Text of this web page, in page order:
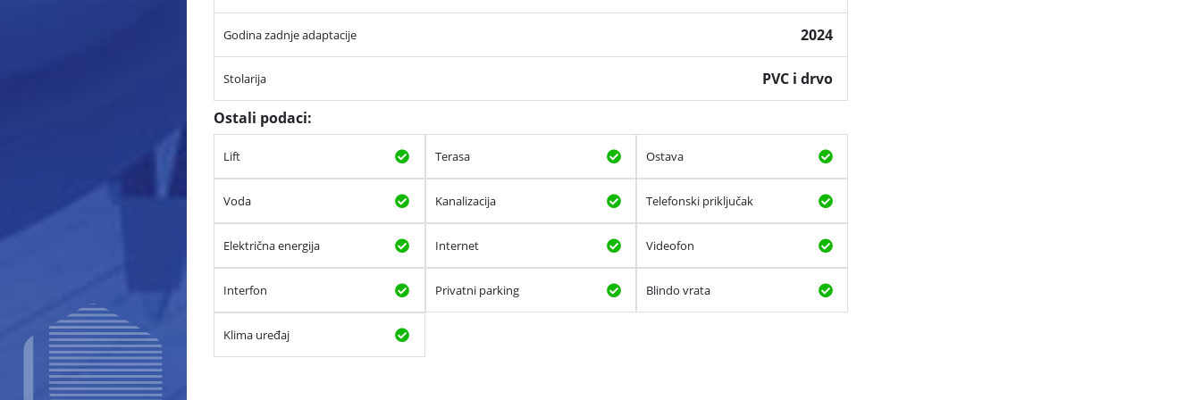
Godina zadnje adaptacije 2024
Stolarija
PVC i drvo
Ostali podaci:
Lift Terasa Ostava
Voda Kanalizacija Telefonski priključak
Električna energija Internet Videofon
Interfon Privatni parking Blindo vrata
Klima uređaj